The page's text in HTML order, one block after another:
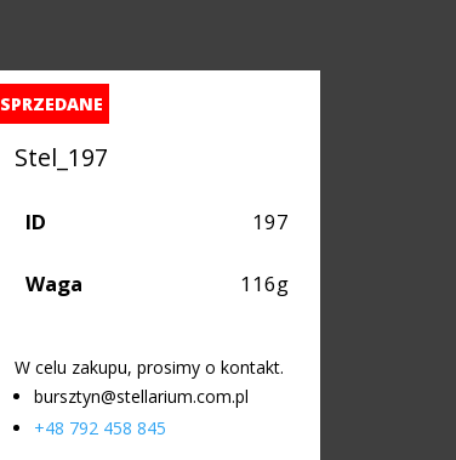
SPRZEDANE
Stel_197
ID 197
Waga 116g
W celu zakupu, prosimy o kontakt.
bursztyn@stellarium.com.pl
+48 792 458 845